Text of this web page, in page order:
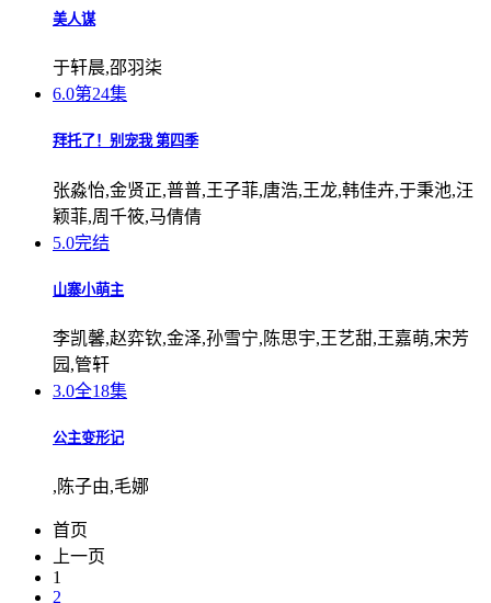
美人谋
于轩晨,邵羽柒
6.0第24集
拜托了！别宠我 第四季
张淼怡,金贤正,普普,王子菲,唐浩,王龙,韩佳卉,于秉池,汪
颖菲,周千筱,马倩倩
5.0完结
山寨小萌主
李凯馨,赵弈钦,金泽,孙雪宁,陈思宇,王艺甜,王嘉萌,宋芳
园,管轩
3.0全18集
公主变形记
,陈子由,毛娜
首页
上一页
1
2